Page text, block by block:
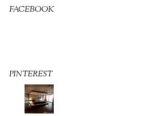
FACEBOOK
PINTEREST